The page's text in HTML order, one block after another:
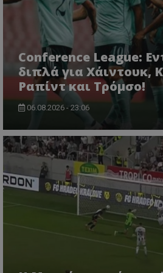
Conference League:
διπλά για Χάιντουκ,
Ραπίντ και Τρόμσο!
06.08.2026 - 23:06